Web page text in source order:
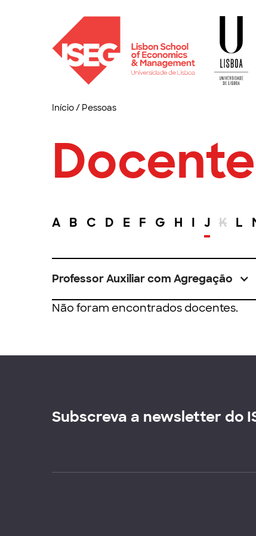
Início/ Pessoas
A B C D E F G H I J K L
Professor Auxiliar com Agregação
Não foram encontrados docentes.
Subscreva a newsletter do